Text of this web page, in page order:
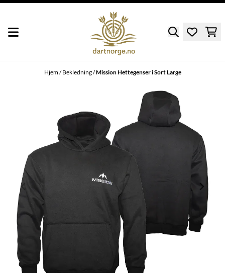
Hjem/Bekledning/Mission Hettegenser i Sort Large